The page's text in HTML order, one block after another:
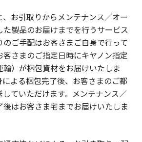
お引取りからメンテナンス／オー
製品のお届けまでを行うサービス
ご手配はお客さまご自身で行って
客さまのご指定日時にキヤノン指定
）が梱包資材をお届けいたしま
よる梱包完了後、お客さまのご都
ていただけます。メンテナンス／
はお客さま宅までお届けいたしま